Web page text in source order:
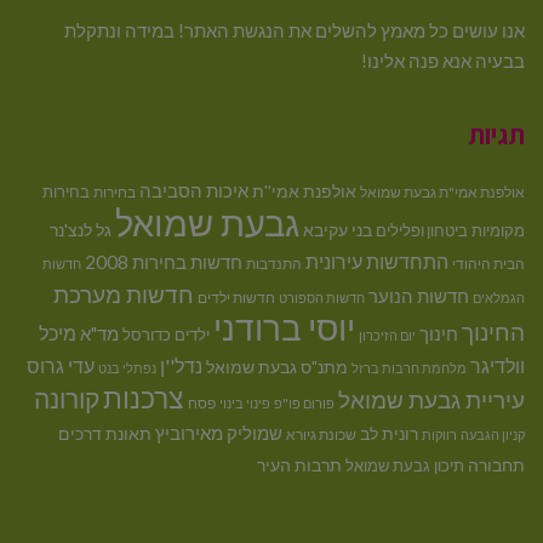
אנו עושים כל מאמץ להשלים את הנגשת האתר! במידה ונתקלת
בבעיה אנא פנה אלינו!
תגיות
אולפנת אמי"ת גבעת שמואל אולפנת אמי''תאיכות הסביבה בחירות בחירות
מקומיות ביטחון ופלילים בני עקיבא גבעת שמואל גל לנצ'נר
הבית היהודי התחדשות עירונית התנדבות חדשות בחירות 2008 חדשות
הגמלאים חדשות הנוער חדשות הספורט חדשות ילדים חדשות מערכת
החינוך חינוך יום הזיכרון יוסי ברודני ילדים כדורסל מד"א מיכל
וולדיגר מלחמת חרבות ברזל מתנ"ס גבעת שמואל נדל''ן נפתלי בנט עדי גרוס
עיריית גבעת שמואל פורום פו"פ פינוי בינוי פסח צרכנותקורונה
קניון הגבעה רווקות רונית לב שכונת גיורא שמוליק מאירוביץ תאונת דרכים
תחבורה תיכון גבעת שמואל תרבות העיר